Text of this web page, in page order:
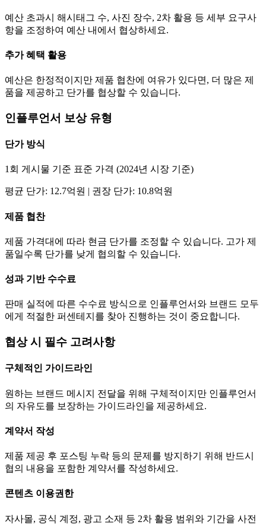
예산 초과시 해시태그 수, 사진 장수, 2차 활용 등 세부 요구사
항을 조정하여 예산 내에서 협상하세요.
추가 혜택 활용
예산은 한정적이지만 제품 협찬에 여유가 있다면, 더 많은 제
품을 제공하고 단가를 협상할 수 있습니다.
인플루언서 보상 유형
단가방식
1회 게시물 기준 표준 가격 (2024년 시장 기준)
평균 단가: 12.7억원 | 권장 단가: 10.8억원
제품 협찬
제품 가격대에 따라 현금 단가를 조정할 수 있습니다. 고가 제
품일수록 단가를 낮게 협의할 수 있습니다.
성과 기반 수수료
판매 실적에 따른 수수료 방식으로 인플루언서와 브랜드 모두
에게 적절한 퍼센테지를 찾아 진행하는 것이 중요합니다.
협상 시 필수 고려사항
구체적인 가이드라인
원하는 브랜드 메시지 전달을 위해 구체적이지만 인플루언서
의 자유도를 보장하는 가이드라인을 제공하세요.
계약서 작성
제품 제공 후 포스팅 누락 등의 문제를 방지하기 위해 반드시
협의 내용을 포함한 계약서를 작성하세요.
콘텐츠 이용권한
자사몰, 공식 계정, 광고 소재 등 2차 활용 범위와 기간을 사전